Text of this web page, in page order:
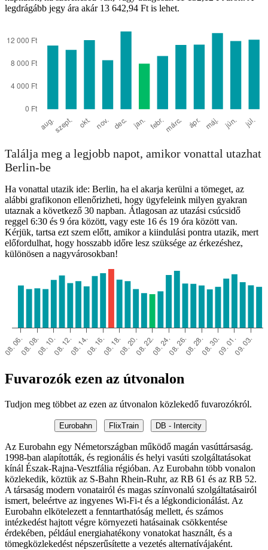
legdrágább jegy ára akár 13 642,94 Ft is lehet.
Találja meg a legjobb napot, amikor vonattal utazhat
Berlin-be
Ha vonattal utazik ide: Berlin, ha el akarja kerülni a tömeget, az
alábbi grafikonon ellenőrizheti, hogy ügyfeleink milyen gyakran
utaznak a következő 30 napban. Átlagosan az utazási csúcsidő
reggel 6:30 és 9 óra között, vagy este 16 és 19 óra között van.
Kérjük, tartsa ezt szem előtt, amikor a kiindulási pontra utazik, mert
előfordulhat, hogy hosszabb időre lesz szüksége az érkezéshez,
különösen a nagyvárosokban!
Fuvarozók ezen az útvonalon
Tudjon meg többet az ezen az útvonalon közlekedő fuvarozókról.
Eurobahn FlixTrain DB - Intercity
Az Eurobahn egy Németországban működő magán vasúttársaság.
1998-ban alapították, és regionális és helyi vasúti szolgáltatásokat
kínál Észak-Rajna-Vesztfália régióban. Az Eurobahn több vonalon
közlekedik, köztük az S-Bahn Rhein-Ruhr, az RB 61 és az RB 52.
A társaság modern vonatairól és magas színvonalú szolgáltatásairól
ismert, beleértve az ingyenes Wi-Fi-t és a légkondicionálást. Az
Eurobahn elkötelezett a fenntarthatóság mellett, és számos
intézkedést hajtott végre környezeti hatásainak csökkentése
érdekében, például energiahatékony vonatokat használt, és a
tömegközlekedést népszerűsítette a vezetés alternatívájaként.